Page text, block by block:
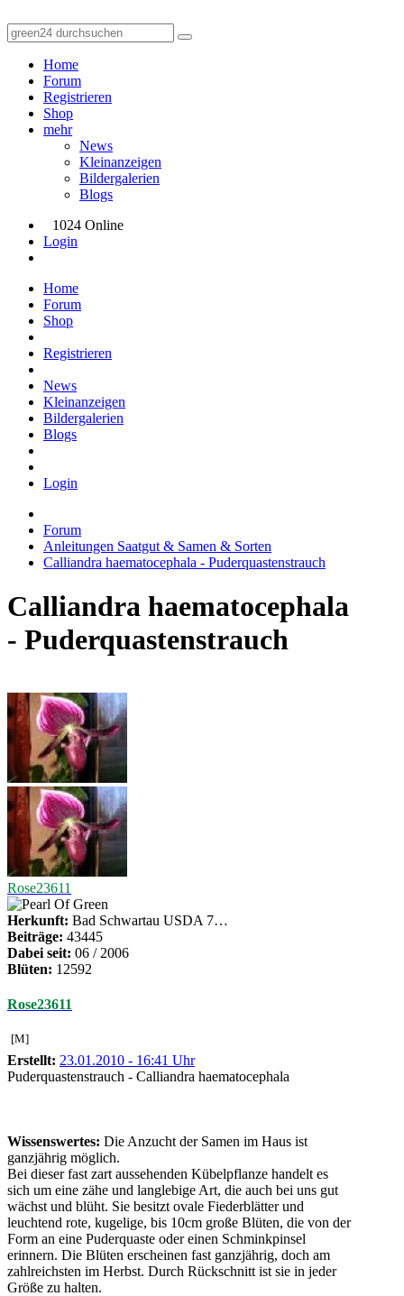
Home
Forum
Registrieren
Shop
mehr
News
Kleinanzeigen
Bildergalerien
Blogs
1024 Online
Login
Home
Forum
Shop
Registrieren
News
Kleinanzeigen
Bildergalerien
Blogs
Login
Forum
Anleitungen Saatgut & Samen & Sorten
Calliandra haematocephala - Puderquastenstrauch
Calliandra haematocephala
- Puderquastenstrauch
Rose23611
Herkunft: Bad Schwartau USDA 7…
Beiträge: 43445
Dabei seit: 06 / 2006
Blüten: 12592
Rose23611
[M]
Erstellt: 23.01.2010 - 16:41 Uhr
Puderquastenstrauch - Calliandra haematocephala
Wissenswertes: Die Anzucht der Samen im Haus ist
ganzjährig möglich.
Bei dieser fast zart aussehenden Kübelpflanze handelt es
sich um eine zähe und langlebige Art, die auch bei uns gut
wächst und blüht. Sie besitzt ovale Fiederblätter und
leuchtend rote, kugelige, bis 10cm große Blüten, die von der
Form an eine Puderquaste oder einen Schminkpinsel
erinnern. Die Blüten erscheinen fast ganzjährig, doch am
zahlreichsten im Herbst. Durch Rückschnitt ist sie in jeder
Größe zu halten.